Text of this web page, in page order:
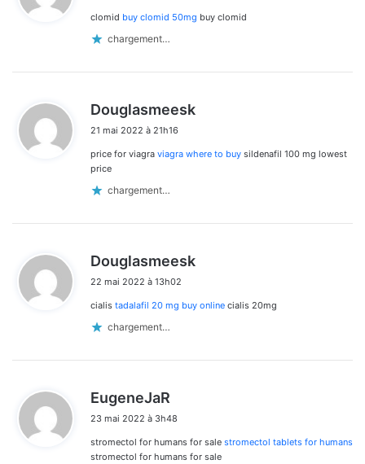
clomid buy clomid 50mg buy clomid
chargement…
Douglasmeesk
21 mai 2022 à 21h16
price for viagra viagra where to buy sildenafil 100 mg lowest
price
chargement…
Douglasmeesk
22 mai 2022 à 13h02
cialis tadalafil 20 mg buy online cialis 20mg
chargement…
EugeneJaR
t
:
23 mai 2022 à 3h48
stromectol for humans for sale stromectol tablets for humans
stromectol for humans for sale